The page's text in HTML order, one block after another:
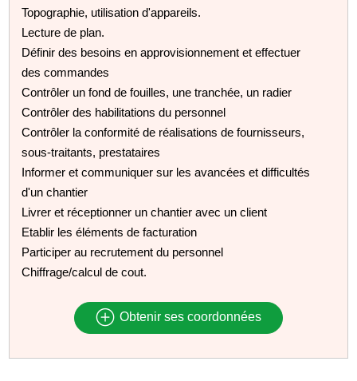
Topographie, utilisation d'appareils.
Lecture de plan.
Définir des besoins en approvisionnement et effectuer
des commandes
Contrôler un fond de fouilles, une tranchée, un radier
Contrôler des habilitations du personnel
Contrôler la conformité de réalisations de fournisseurs,
sous-traitants, prestataires
Informer et communiquer sur les avancées et difficultés
d'un chantier
Livrer et réceptionner un chantier avec un client
Etablir les éléments de facturation
Participer au recrutement du personnel
Chiffrage/calcul de cout.
Obtenir ses coordonnées